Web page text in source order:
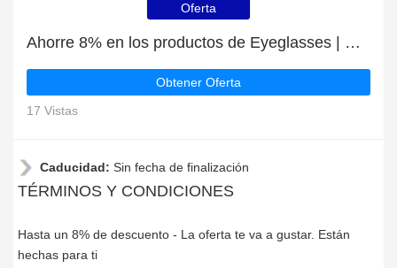
Oferta
Ahorre 8% en los productos de Eyeglasses | mejor oferta
Obtener Oferta
17 Vistas
Caducidad: Sin fecha de finalización
TÉRMINOS Y CONDICIONES
Hasta un 8% de descuento - La oferta te va a gustar. Están
hechas para ti